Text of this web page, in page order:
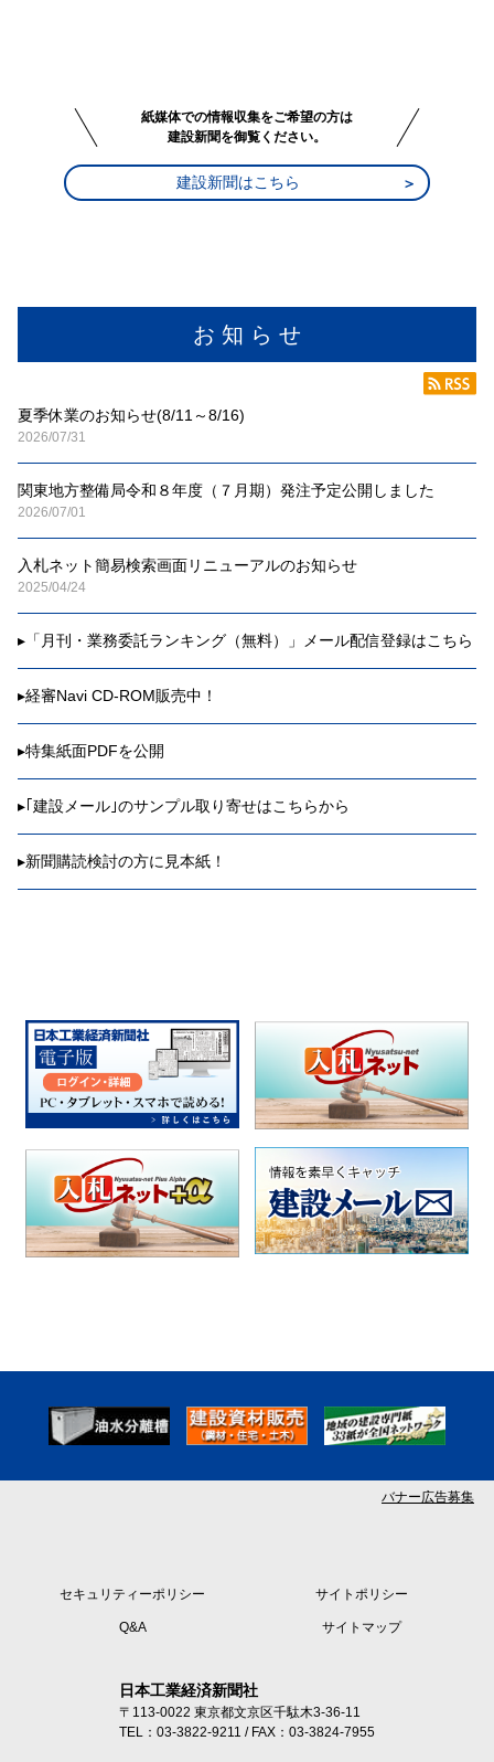
お 知 ら せ
夏季休業のお知らせ(8/11～8/16)
2026/07/31
関東地方整備局令和８年度（７月期）発注予定公開しました
2026/07/01
入札ネット簡易検索画面リニューアルのお知らせ
2025/04/24
▸ 「月刊・業務委託ランキング（無料）」メール配信登録はこちら
▸経審Navi CD-ROM販売中！
▸特集紙面PDFを公開
▸ ｢建設メール｣のサンプル取り寄せはこちらから
▸新聞購読検討の方に見本紙！
紙媒体での情報収集をご希望の方は
建設新聞を御覧ください。
建設新聞はこちら
バナー広告募集
セキュリティーポリシー サイトポリシー
Q&A サイトマップ
日本工業経済新聞社
〒113-0022 東京都文京区千駄木3-36-11
TEL：03-3822-9211 / FAX：03-3824-7955